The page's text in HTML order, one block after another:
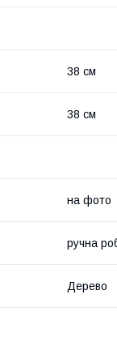
38 см
38 см
на фото
ручна
Дерево